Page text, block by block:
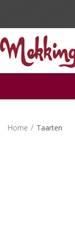
Home / Taarten